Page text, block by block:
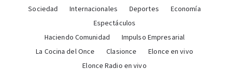
Sociedad
Internacionales Deportes
Economía
Espectáculos
Haciendo Comunidad
Impulso Empresarial
La Cocina del Once
Clasionce
Elonce en vivo
Elonce Radio en vivo